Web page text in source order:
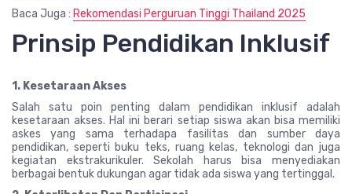
Baca Juga : Rekomendasi Perguruan Tinggi Thailand 2025
Prinsip Pendidikan Inklusif
1. Kesetaraan Akses
Salah satu poin penting dalam pendidikan inklusif adalah
kesetaraan akses. Hal ini berari setiap siswa akan bisa memiliki
askes yang sama terhadapa fasilitas dan sumber daya
pendidikan, seperti buku teks, ruang kelas, teknologi dan juga
kegiatan ekstrakurikuler. Sekolah harus bisa menyediakan
berbagai bentuk dukungan agar tidak ada siswa yang tertinggal.